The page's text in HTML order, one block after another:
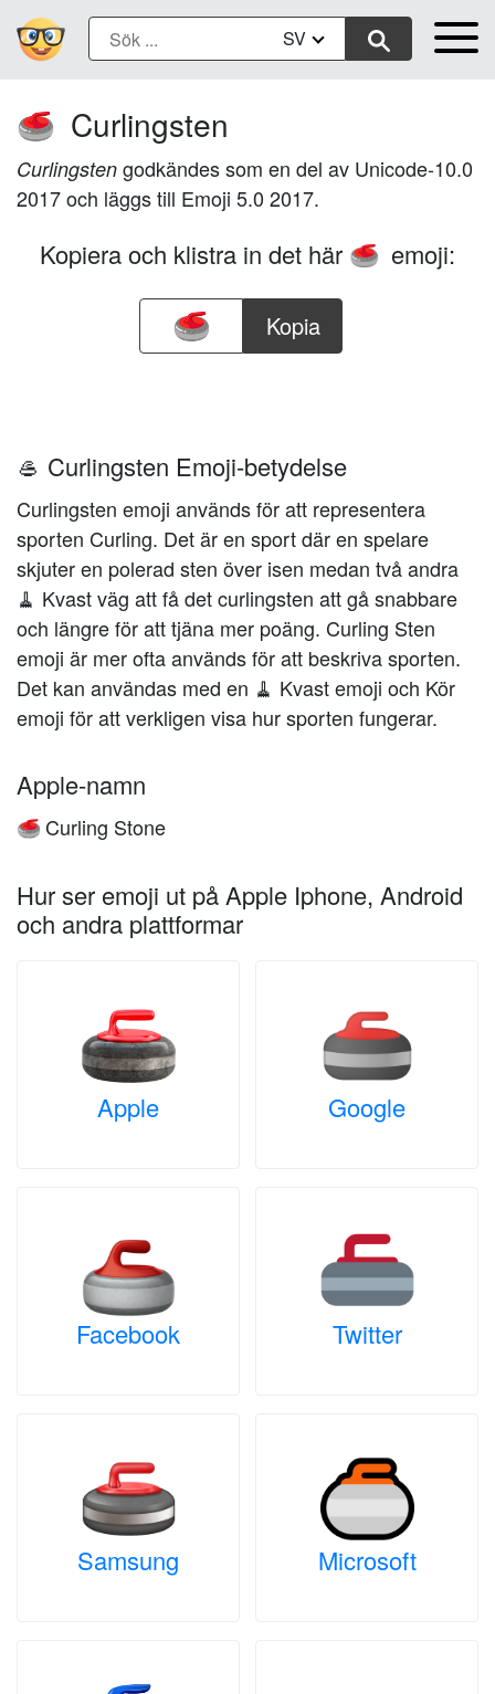
SV
🥌 Curlingsten
Curlingsten godkändes som en del av Unicode-10.0
2017 och läggs till Emoji 5.0 2017.
Kopiera och klistra in det här 🥌 emoji:
Kopia
🥌 Curlingsten Emoji-betydelse
Curlingsten emoji används för att representera
sporten Curling. Det är en sport där en spelare
skjuter en polerad sten över isen medan två andra
🧹 Kvast väg att få det curlingsten att gå snabbare
och längre för att tjäna mer poäng. Curling Sten
emoji är mer ofta används för att beskriva sporten.
Det kan användas med en 🧹 Kvast emoji och Kör
emoji för att verkligen visa hur sporten fungerar.
Apple-namn
🥌 Curling Stone
Hur ser emoji ut på Apple Iphone, Android
och andra plattformar
Apple Google
Facebook Twitter
Samsung Microsoft